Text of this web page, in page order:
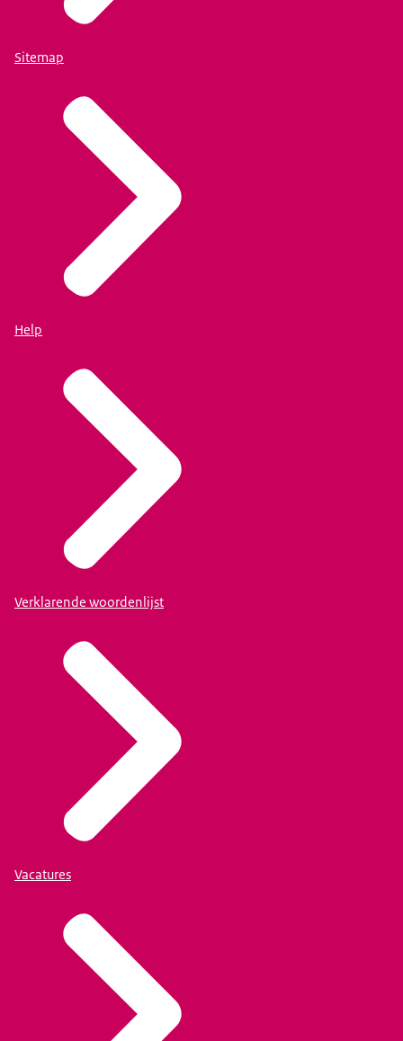
Sitemap
Help
Verklarende woordenlijst
Vacatures